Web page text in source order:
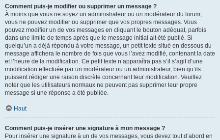
Comment puis-je modifier ou supprimer un message ?
À moins que vous ne soyez un administrateur ou un modérateur du forum,
vous ne pouvez modifier ou supprimer que vos propres messages. Vous
pouvez modifier un de vos messages en cliquant le bouton adéquat, parfois
dans une limite de temps après que le message initial ait été publié. Si
quelqu’un a déjà répondu à votre message, un petit texte situé en dessous du
message affichera le nombre de fois que vous l’avez modifié, contenant la date
et l’heure de la modification. Ce petit texte n’apparaîtra pas s’il s’agit d’une
modification effectuée par un modérateur ou un administrateur, bien qu’ils
puissent rédiger une raison discrète concernant leur modification. Veuillez
noter que les utilisateurs normaux ne peuvent pas supprimer leur propre
message si une réponse a été publiée.
Haut
Comment puis-je insérer une signature à mon message ?
Pour insérer une signature à un de vos messages, vous devez tout d’abord en